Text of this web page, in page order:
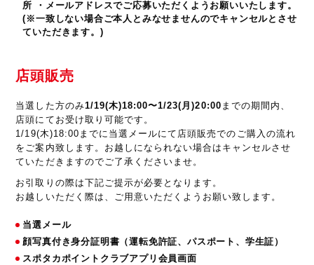
所 ・メールアドレスでご応募いただくようお願いいたします。
(※一致しない場合ご本人とみなせませんのでキャンセルとさせ
ていただきます。)
店頭販売
当選した方のみ1/19(木)18:00〜1/23(月)20:00 までの期間内、
店頭にてお受け取り可能です。
1/19(木)18:00までに当選メールにて店頭販売でのご購入の流れ
をご案内致します。お越しになられない場合はキャンセルさせ
ていただきますのでご了承くださいませ。
お引取りの際は下記ご提示が必要となります。
お越しいただく際は、ご用意いただくようお願い致します。
当選メール
顔写真付き身分証明書（運転免許証、パスポート、学生証）
スポタカポイントクラブアプリ会員画面